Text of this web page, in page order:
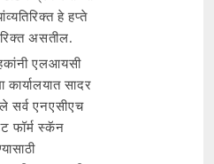
हे हप्ते
असतील.
एलआयसी
कार्यालयात सादर
सर्व एनएसीएच
फॉर्म स्कॅन